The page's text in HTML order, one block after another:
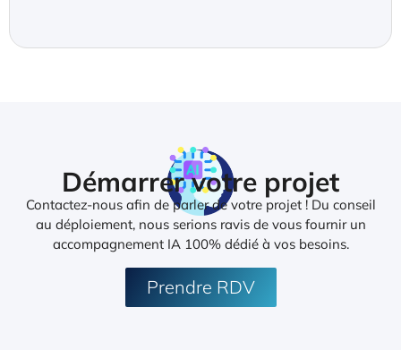
Démarrer votre projet
Contactez-nous afin de parler de votre projet ! Du conseil
au déploiement, nous serions ravis de vous fournir un
accompagnement IA 100% dédié à vos besoins.
Prendre RDV